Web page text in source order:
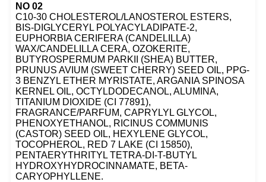
NO 02
C10-30 CHOLESTEROL/LANOSTEROL ESTERS,
BIS-DIGLYCERYL POLYACYLADIPATE-2,
EUPHORBIA CERIFERA (CANDELILLA)
WAX/CANDELILLA CERA, OZOKERITE,
BUTYROSPERMUM PARKII (SHEA) BUTTER,
PRUNUS AVIUM (SWEET CHERRY) SEED OIL, PPG-
3 BENZYL ETHER MYRISTATE, ARGANIA SPINOSA
KERNEL OIL, OCTYLDODECANOL, ALUMINA,
TITANIUM DIOXIDE (CI 77891),
FRAGRANCE/PARFUM, CAPRYLYL GLYCOL,
PHENOXYETHANOL, RICINUS COMMUNIS
(CASTOR) SEED OIL, HEXYLENE GLYCOL,
TOCOPHEROL, RED 7 LAKE (CI 15850),
PENTAERYTHRITYL TETRA-DI-T-BUTYL
HYDROXYHYDROCINNAMATE, BETA-
CARYOPHYLLENE.